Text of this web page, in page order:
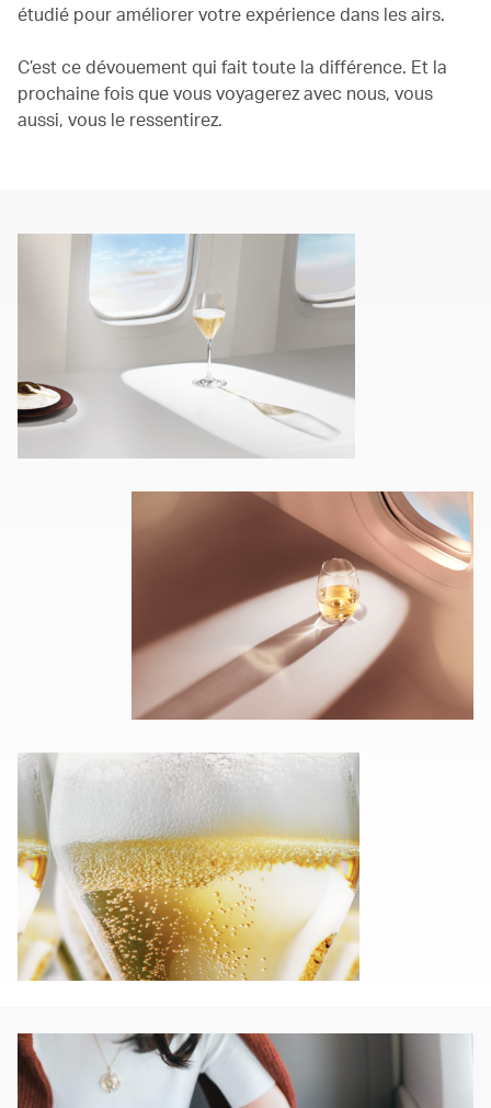
étudié pour améliorer votre expérience dans les airs.
C’est ce dévouement qui fait toute la différence. Et la
prochaine fois que vous voyagerez avec nous, vous
aussi, vous le ressentirez.